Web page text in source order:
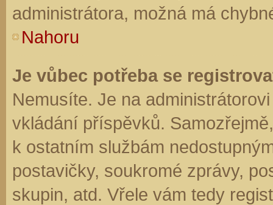
administrátora, možná má
Nahoru
Je vůbec potřeba se
Nemusíte. Je na
vkládání příspěvků.
k ostatním službám
postavičky, soukromé zprávy,
skupin, atd. Vřele vám tedy